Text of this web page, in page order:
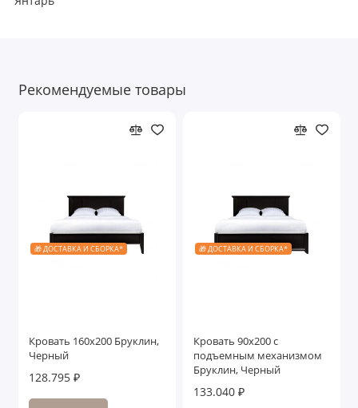
Рекомендуемые товары
🎁 ДОСТАВКА И СБОРКА*
Кровать 160x200 Бруклин,
Черный
128.795 ₽
🎁 ДОСТАВКА И СБОРКА*
Кровать 90x200 с
подъемным механизмом
Бруклин, Черный
133.040 ₽